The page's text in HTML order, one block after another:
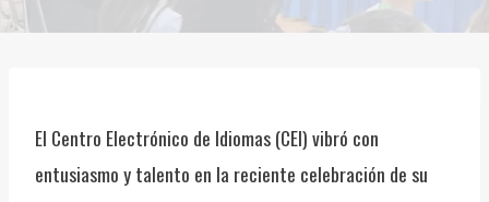
El Centro Electrónico de Idiomas (CEI) vibró con
entusiasmo y talento en la reciente celebración de su